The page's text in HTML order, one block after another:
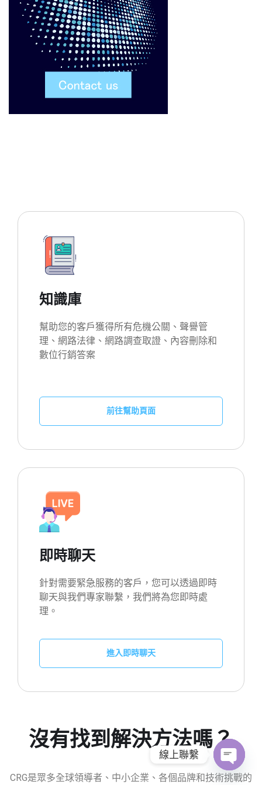
知識庫
幫助您的客戶獲得所有危機公關、聲譽管
理、網路法律、網路調查取證、內容刪除和
數位行銷答案
前往幫助頁面
即時聊天
針對需要緊急服務的客戶，您可以透過即時
聊天與我們專家聯繫，我們將為您即時處
理。
進入即時聊天
沒有找到解決方法嗎？
CRG是眾多全球領導者、中小企業、各個品牌和技術挑戰的
線上聯繫
O